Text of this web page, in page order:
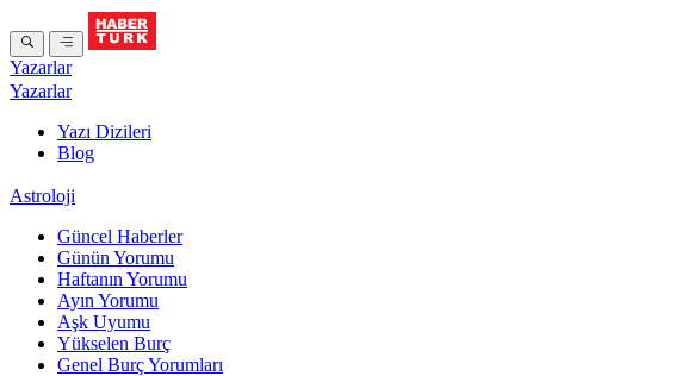
Yazarlar
Yazarlar
Yazı Dizileri
Blog
Astroloji
Güncel Haberler
Günün Yorumu
Haftanın Yorumu
Ayın Yorumu
Aşk Uyumu
Yükselen Burç
Genel Burç Yorumları